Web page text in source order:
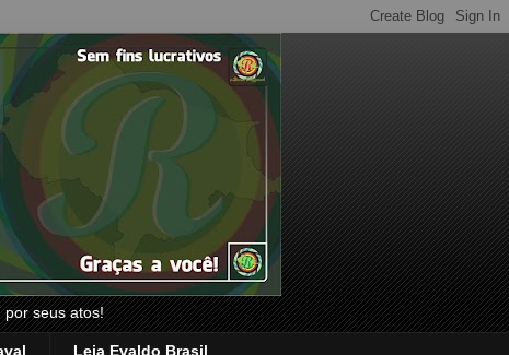
por seus atos!
Leia Evaldo Brasil